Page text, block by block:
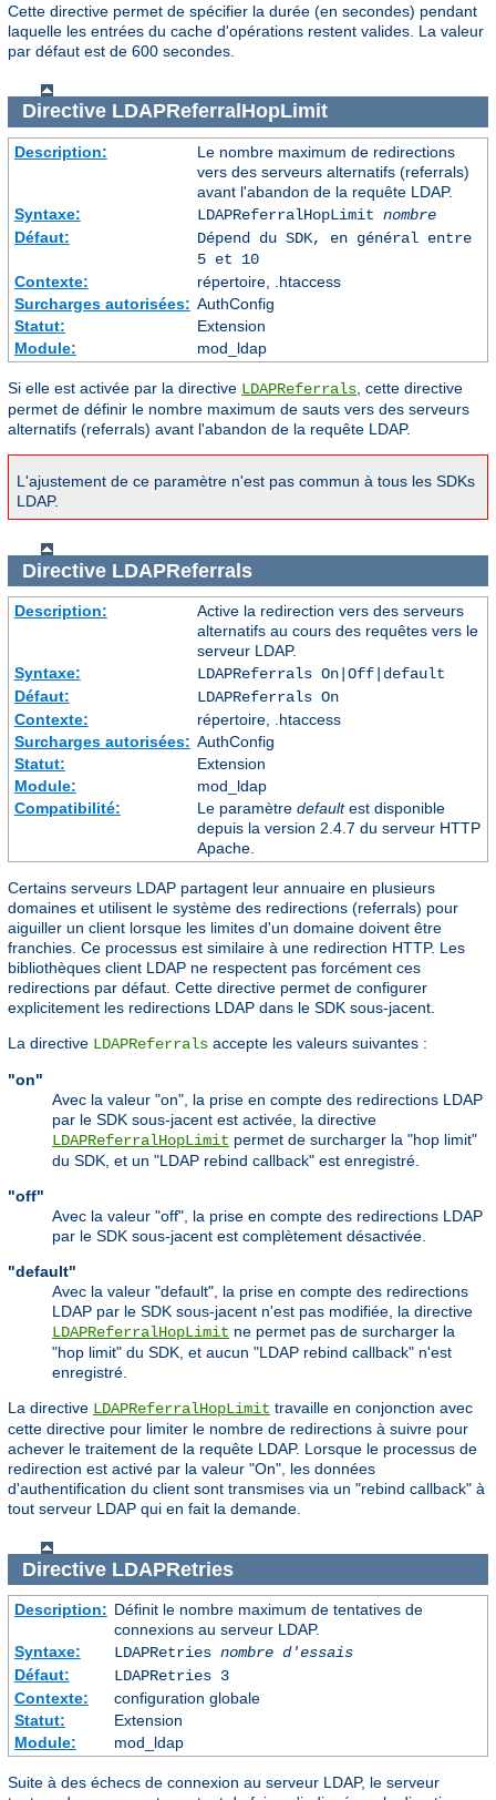
Cette directive permet de spécifier la durée (en secondes) pendant
laquelle les entrées du cache d'opérations restent valides. La valeur
par défaut est de 600 secondes.
Directive LDAPReferralHopLimit
Description:
Le nombre maximum de redirections
vers des serveurs alternatifs (referrals)
avant l'abandon de la requête LDAP.
Syntaxe:
LDAPReferralHopLimit nombre
Défaut:
Dépend du SDK, en général entre
5 et 10
Contexte:
répertoire, .htaccess
Surcharges autorisées: AuthConfig
Statut:
Extension
Module:
mod_ldap
Si elle est activée par la directive LDAPReferrals , cette directive
permet de définir le nombre maximum de sauts vers des serveurs
alternatifs (referrals) avant l'abandon de la requête LDAP.
L'ajustement de ce paramètre n'est pas commun à tous les SDKs
LDAP.
Directive LDAPReferrals
Description:
Active la redirection vers des serveurs
alternatifs au cours des requêtes vers le
serveur LDAP.
Syntaxe:
LDAPReferrals On|Off|default
Défaut:
LDAPReferrals On
Contexte:
répertoire, .htaccess
Surcharges autorisées: AuthConfig
Statut:
Extension
Module:
mod_ldap
Compatibilité:
Le paramètre defaultest disponible
depuis la version 2.4.7 du serveur HTTP
Apache.
Certains serveurs LDAP partagent leur annuaire en plusieurs
domaines et utilisent le système des redirections (referrals) pour
aiguiller un client lorsque les limites d'un domaine doivent être
franchies. Ce processus est similaire à une redirection HTTP. Les
bibliothèques client LDAP ne respectent pas forcément ces
redirections par défaut. Cette directive permet de configurer
explicitement les redirections LDAP dans le SDK sous-jacent.
La directive LDAPReferrals accepte les valeurs suivantes :
"on"
Avec la valeur "on", la prise en compte des redirections LDAP
par le SDK sous-jacent est activée, la directive
LDAPReferralHopLimit permet de surcharger la "hop limit"
du SDK, et un "LDAP rebind callback" est enregistré.
"off"
Avec la valeur "off", la prise en compte des redirections LDAP
par le SDK sous-jacent est complètement désactivée.
"default"
Avec la valeur "default", la prise en compte des redirections
LDAP par le SDK sous-jacent n'est pas modifiée, la directive
LDAPReferralHopLimit ne permet pas de surcharger la
"hop limit" du SDK, et aucun "LDAP rebind callback" n'est
enregistré.
La directive LDAPReferralHopLimit travaille en conjonction avec
cette directive pour limiter le nombre de redirections à suivre pour
achever le traitement de la requête LDAP. Lorsque le processus de
redirection est activé par la valeur "On", les données
d'authentification du client sont transmises via un "rebind callback" à
tout serveur LDAP qui en fait la demande.
Directive LDAPRetries
Description: Définit le nombre maximum de tentatives de
connexions au serveur LDAP.
Syntaxe:
LDAPRetries nombre d'essais
Défaut:
LDAPRetries 3
Contexte:
configuration globale
Statut:
Extension
Module:
mod_ldap
Suite à des échecs de connexion au serveur LDAP, le serveur